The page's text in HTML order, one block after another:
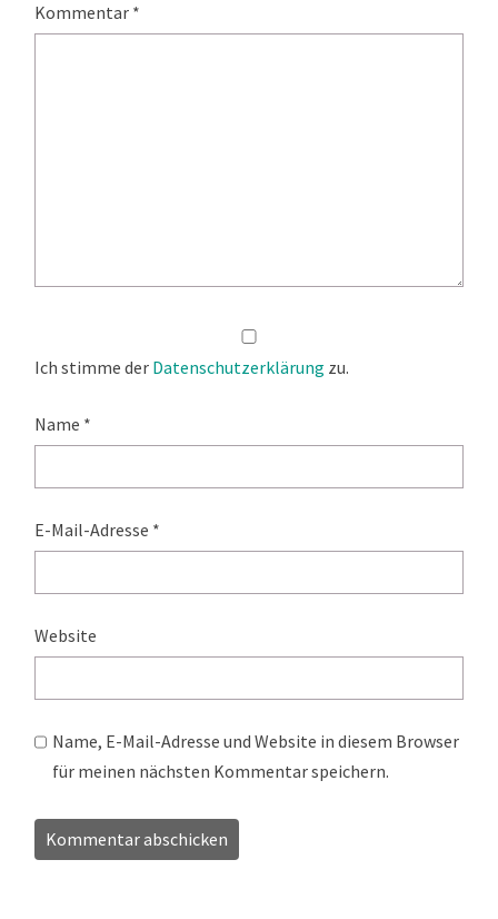
Kommentar *
Ich stimme der Datenschutzerklärung zu.
Name *
E-Mail-Adresse *
Website
Name, E-Mail-Adresse und Website in diesem Browser
für meinen nächsten Kommentar speichern.